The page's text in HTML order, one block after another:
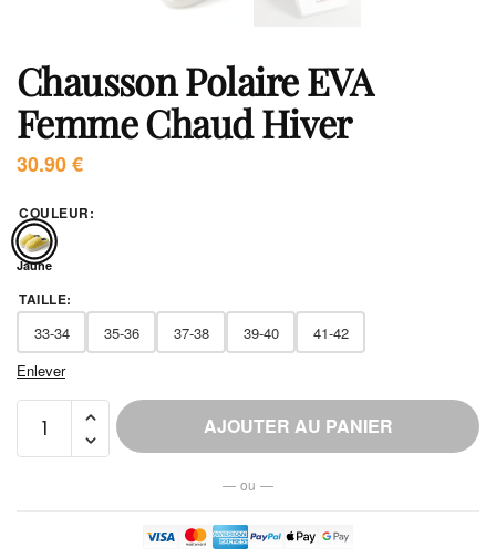
Chausson Polaire EVA
Femme Chaud Hiver
30.90€
COULEUR:
Jaune
TAILLE:
33-34 35-36 37-38 39-40
41-42
Enlever
Chausson
AJOUTER AU PANIER
— ou —